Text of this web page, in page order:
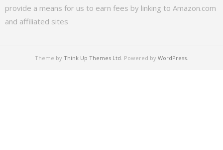
provide a means for us to earn fees by linking to Amazon.com
and affiliated sites
Theme by Think Up Themes Ltd. Powered by WordPress.